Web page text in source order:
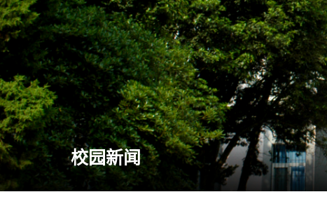
校园新闻